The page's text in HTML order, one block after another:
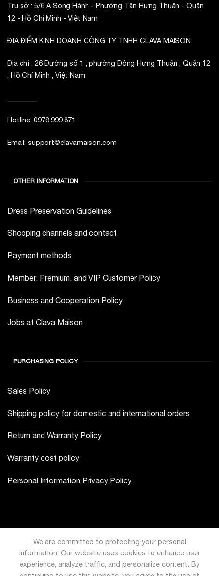
Trụ sở : 5/6 A Song Hành - Phường Tân Hưng Thuận - Quận
12 - Hồ Chí Minh - Việt Nam
ĐỊA ĐIỂM KINH DOANH CÔNG TY TNHH CLAVA MAISON
Địa chỉ : 26 Đường số 1 , phường Đông Hưng Thuận , Quận 12
, Hồ Chí Minh , Việt Nam
Hotline: 0978.999.871
Email: support@clavamaison.com
OTHER INFORMATION
Dress Preservation Guidelines
Shopping channels and contact
Payment methods
Member, Premium, and VIP Customer Policy
Business and Cooperation Policy
Jobs at Clava Maison
PURCHASING POLICY
Sales Policy
Shipping policy for domestic and international orders
Return and Warranty Policy
Warranty cost policy
Personal Information Privacy Policy
We are committed to protecting your personal
information. Our website uses cookies to enhance user
experience, analyze traffic, and personalize content. By